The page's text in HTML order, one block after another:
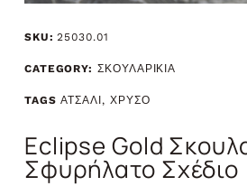
SKU:25030.01
CATEGORY: ΣΚΟΥΛΑΡΙΚΙΑ
TAGS ΑΤΣΑΛΙ, ΧΡΥΣΟ
Eclipse Gold
Σφυρήλατο Σχέδιο